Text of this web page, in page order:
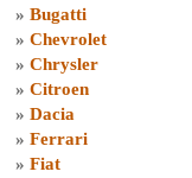
» Bugatti
» Chevrolet
» Chrysler
» Citroen
» Dacia
» Ferrari
» Fiat